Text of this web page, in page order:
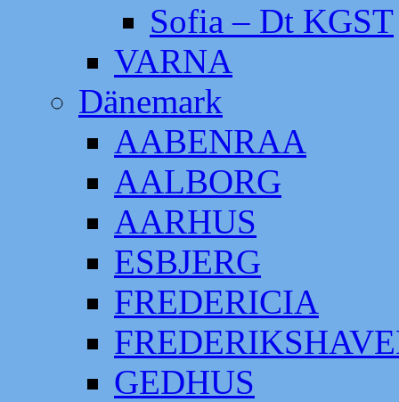
Sofia – Dt KGST
VARNA
Dänemark
AABENRAA
AALBORG
AARHUS
ESBJERG
FREDERICIA
GEDHUS